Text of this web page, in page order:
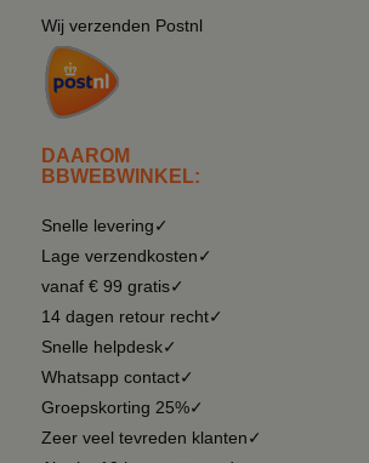
Wij verzenden Postnl
DAAROM
BBWEBWINKEL:
Snelle levering✓
Lage verzendkosten✓
vanaf € 99 gratis✓
14 dagen retour recht✓
Snelle helpdesk✓
Whatsapp contact✓
Groepskorting 25%✓
Zeer veel tevreden klanten✓